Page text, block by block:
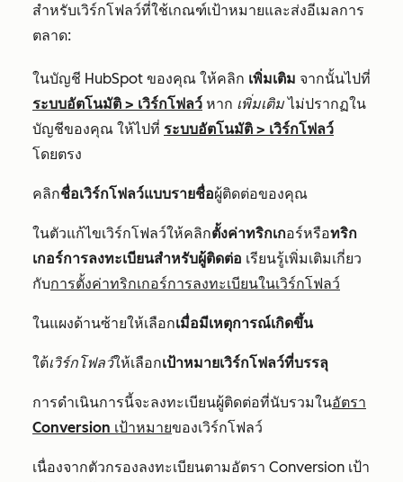
สำหรับเวิร์กโฟลว์ที่ใช้เกณฑ์เป้าหมายและส่งอีเมลการ
ตลาด:
ในบัญชี HubSpot ของคุณ ให้คลิก เพิ่มเติม จากนั้นไปที่
ระบบอัตโนมัติ > เวิร์กโฟลว์ หาก เพิ่มเติมไม่ปรากฏใน
บัญชีของคุณ ให้ไปที่ ระบบอัตโนมัติ > เวิร์กโฟลว์
โดยตรง
คลิกชื่อเวิร์กโฟลว์แบบรายชื่อผู้ติดต่อของคุณ
ในตัวแก้ไขเวิร์กโฟลว์ให้คลิกตั้งค่าทริกเกอร์หรือทริก
เกอร์การลงทะเบียนสำหรับผู้ติดต่อ เรียนรู้เพิ่มเติมเกี่ยว
กับการตั้งค่าทริกเกอร์การลงทะเบียนในเวิร์กโฟลว์
ในแผงด้านซ้ายให้เลือกเมื่อมีเหตุการณ์เกิดขึ้น
ใต้เวิร์กโฟลว์ให้เลือกเป้าหมายเวิร์กโฟลว์ที่บรรลุ
การดำเนินการนี้จะลงทะเบียนผู้ติดต่อที่นับรวมในอัตรา
Conversion เป้าหมายของเวิร์กโฟลว์
เนื่องจากตัวกรองลงทะเบียนตามอัตรา Conversion เป้า